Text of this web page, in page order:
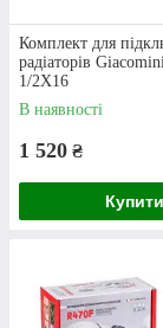
Комплект для
радіаторів
1/2Х16
В наявності
1 520 ₴
Купити